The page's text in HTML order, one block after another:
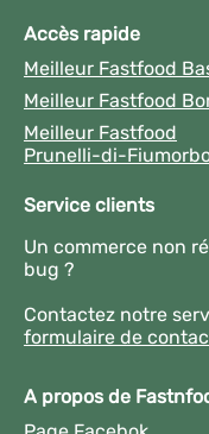
Accès rapide
Meilleur Fastfood
Meilleur Fastfood
Meilleur Fastfood
Prunelli-di-
Service clients
Un commerce non
bug ?
Contactez notre
formulaire de
A propos de